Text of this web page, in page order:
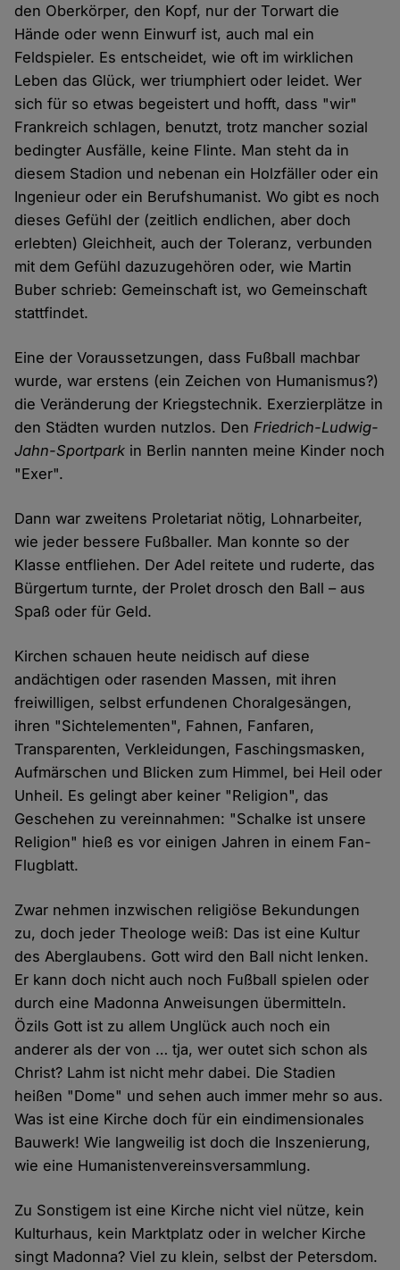
den Oberkörper, den Kopf, nur der Torwart die
Hände oder wenn Einwurf ist, auch mal ein
Feldspieler. Es entscheidet, wie oft im wirklichen
Leben das Glück, wer triumphiert oder leidet. Wer
sich für so etwas begeistert und hofft, dass "wir"
Frankreich schlagen, benutzt, trotz mancher sozial
bedingter Ausfälle, keine Flinte. Man steht da in
diesem Stadion und nebenan ein Holzfäller oder ein
Ingenieur oder ein Berufshumanist. Wo gibt es noch
dieses Gefühl der (zeitlich endlichen, aber doch
erlebten) Gleichheit, auch der Toleranz, verbunden
mit dem Gefühl dazuzugehören oder, wie Martin
Buber schrieb: Gemeinschaft ist, wo Gemeinschaft
stattfindet.
Eine der Voraussetzungen, dass Fußball machbar
wurde, war erstens (ein Zeichen von Humanismus?)
die Veränderung der Kriegstechnik. Exerzierplätze in
den Städten wurden nutzlos. Den Friedrich-Ludwig-
Jahn-Sportpark in Berlin nannten meine Kinder noch
"Exer".
Dann war zweitens Proletariat nötig, Lohnarbeiter,
wie jeder bessere Fußballer. Man konnte so der
Klasse entfliehen. Der Adel reitete und ruderte, das
Bürgertum turnte, der Prolet drosch den Ball – aus
Spaß oder für Geld.
Kirchen schauen heute neidisch auf diese
andächtigen oder rasenden Massen, mit ihren
freiwilligen, selbst erfundenen Choralgesängen,
ihren "Sichtelementen", Fahnen, Fanfaren,
Transparenten, Verkleidungen, Faschingsmasken,
Aufmärschen und Blicken zum Himmel, bei Heil oder
Unheil. Es gelingt aber keiner "Religion", das
Geschehen zu vereinnahmen: "Schalke ist unsere
Religion" hieß es vor einigen Jahren in einem Fan-
Flugblatt.
Zwar nehmen inzwischen religiöse Bekundungen
zu, doch jeder Theologe weiß: Das ist eine Kultur
des Aberglaubens. Gott wird den Ball nicht lenken.
Er kann doch nicht auch noch Fußball spielen oder
durch eine Madonna Anweisungen übermitteln.
Özils Gott ist zu allem Unglück auch noch ein
anderer als der von … tja, wer outet sich schon als
Christ? Lahm ist nicht mehr dabei. Die Stadien
heißen "Dome" und sehen auch immer mehr so aus.
Was ist eine Kirche doch für ein eindimensionales
Bauwerk! Wie langweilig ist doch die Inszenierung,
wie eine Humanistenvereinsversammlung.
Zu Sonstigem ist eine Kirche nicht viel nütze, kein
Kulturhaus, kein Marktplatz oder in welcher Kirche
singt Madonna? Viel zu klein, selbst der Petersdom.